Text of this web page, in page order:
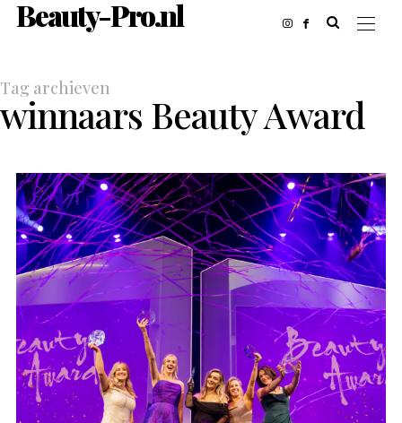
Beauty-Pro.nl
Tag archieven
winnaars Beauty Award